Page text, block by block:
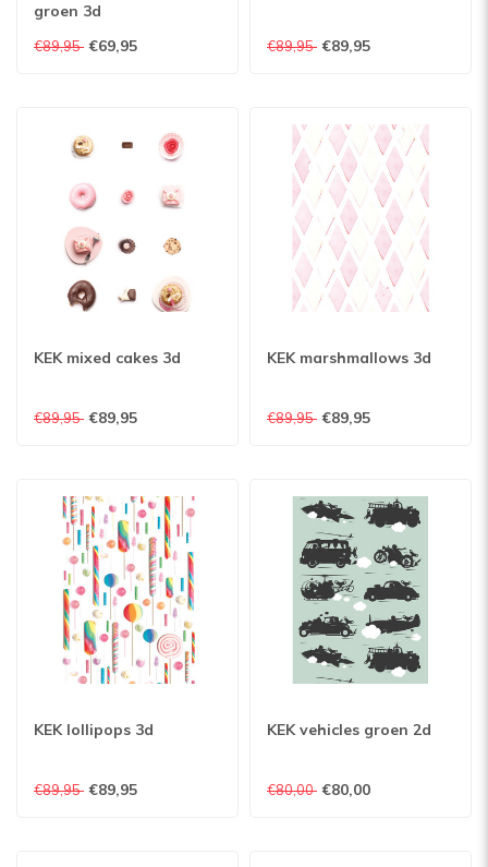
groen 3d
€89,95 €69,95 €89,95 €89,95
KEK mixed cakes 3d
€89,95 €89,95
KEK marshmallows 3d
€89,95 €89,95
KEK lollipops 3d
€89,95 €89,95
KEK vehicles groen 2d
€80,00 €80,00